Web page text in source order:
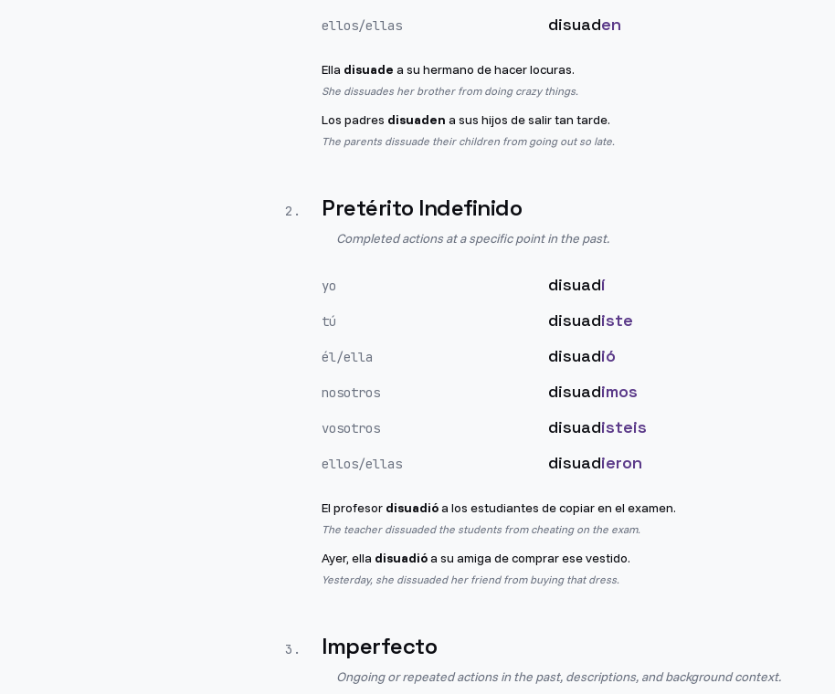
ellos/ellas disuaden
Ella disuade a su hermano de hacer locuras.
She dissuades her brother from doing crazy things.
Los padres disuaden a sus hijos de salir tan tarde.
The parents dissuade their children from going out so late.
2 . Pretérito Indefinido
Completed actions at a specific point in the past.
yo disuadí
tú disuadiste
él/ella disuadió
nosotros disuadimos
vosotros disuadisteis
ellos/ellas disuadieron
El profesor disuadióa los estudiantes de copiar en el examen.
The teacher dissuaded the students from cheating on the exam.
Ayer, ella disuadióa su amiga de comprar ese vestido.
Yesterday, she dissuaded her friend from buying that dress.
3 . Imperfecto
Ongoing or repeated actions in the past, descriptions, and background context.